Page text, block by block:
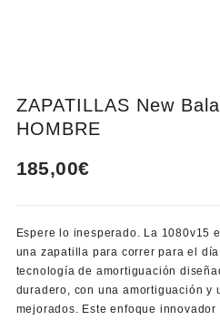
ZAPATILLAS New
HOMBRE
185,00€
Espere lo inesperado. La 1080v15
una zapatilla para correr para el
tecnología de amortiguación
duradero, con una amortiguación y
mejorados. Este enfoque innovador